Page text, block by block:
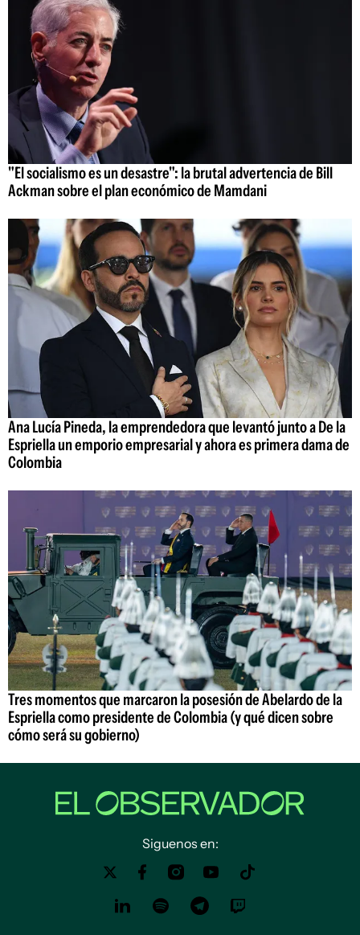
"El socialismo es un desastre": la brutal advertencia de Bill
Ackman sobre el plan económico de Mamdani
Ana Lucía Pineda, la emprendedora que levantó junto a De la
Espriella un emporio empresarial y ahora es primera dama de
Colombia
Tres momentos que marcaron la posesión de Abelardo de la
Espriella como presidente de Colombia (y qué dicen sobre
cómo será su gobierno)
Siguenos en: